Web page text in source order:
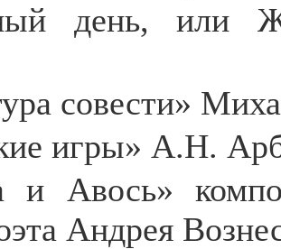
день, или
совести»
игры» А.Н.
и Авось»
Андрея